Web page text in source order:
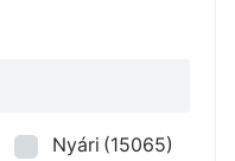
Nyári (15065)